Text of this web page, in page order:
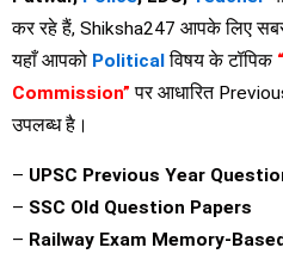
कर रहे हैं, Shiksha247 आपके लिए
यहाँ आपको Politicalविषय के टॉपिक
Commission” पर आधारित
उपलब्ध है।
– UPSC Previous Year
– SSC Old Question Papers
– Railway Exam Memory-